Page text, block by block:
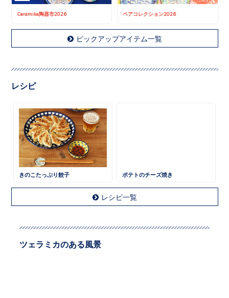
Ceramika陶器市2026 ペアコレクション2026
ピックアップアイテム一覧
レシピ
きのこたっぷり餃子 ポテトのチーズ焼き
レシピ一覧
ツェラミカのある風景